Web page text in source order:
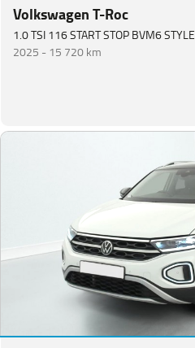
Volkswagen T-Roc
1.0 TSI 116 START STOP BVM6 STYLE
2025 - 15 720 km